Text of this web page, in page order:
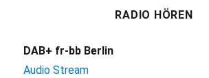
RADIO HÖREN
DAB+ fr-bb Berlin
Audio Stream